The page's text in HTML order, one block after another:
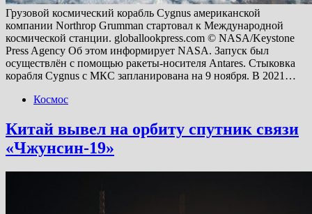
Грузовой космический корабль Cygnus американской
компании Northrop Grumman стартовал к Международной
космической станции. globallookpress.com © NASA/Keystone
Press Agency Об этом информирует NASA. Запуск был
осуществлён с помощью ракеты-носителя Antares. Стыковка
корабля Cygnus с МКС запланирована на 9 ноября. В 2021…
Космос
Китай вывел на орбиту спутник связи
«Чжунсин-19»